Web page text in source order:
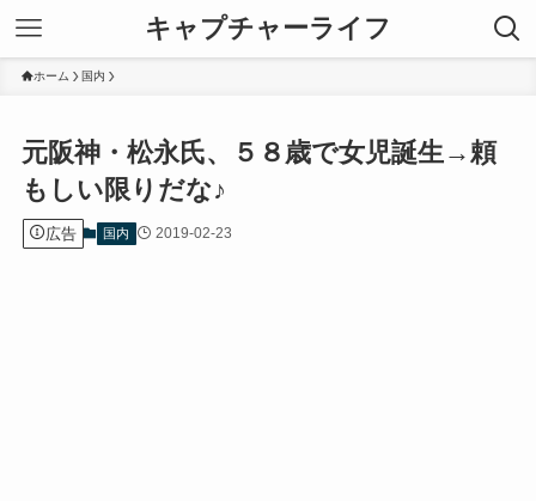
キャプチャーライフ
ホーム 国内
元阪神・松永氏、５８歳で女児誕生→頼
もしい限りだな♪
広告 国内 2019-02-23